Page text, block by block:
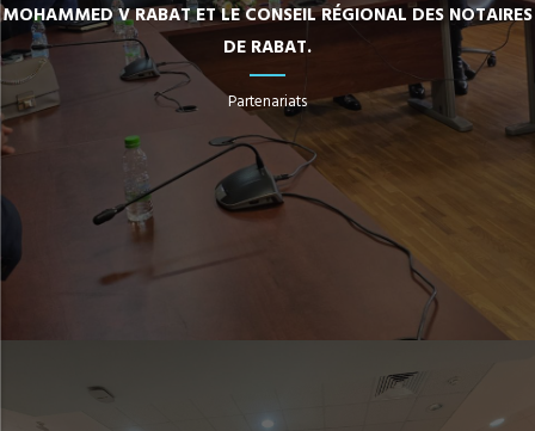
MOHAMMED V RABAT ET LE CONSEIL RÉGIONAL DES NOTAIRES
DE RABAT.
Partenariats